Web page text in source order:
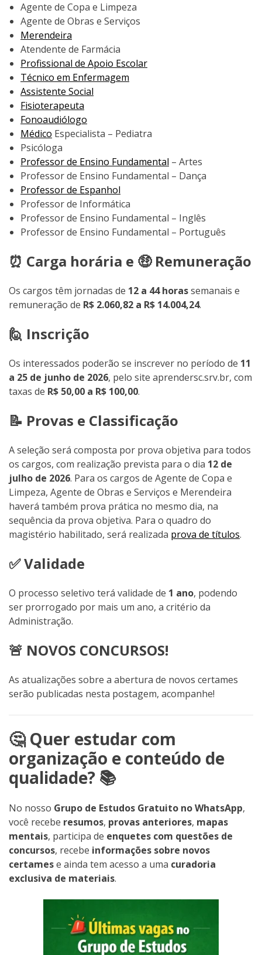
Agente de Copa e Limpeza
Agente de Obras e Serviços
Merendeira
Atendente de Farmácia
Profissional de Apoio Escolar
Técnico em Enfermagem
Assistente Social
Fisioterapeuta
Fonoaudiólogo
Médico Especialista – Pediatra
Psicóloga
Professor de Ensino Fundamental – Artes
Professor de Ensino Fundamental – Dança
Professor de Espanhol
Professor de Informática
Professor de Ensino Fundamental – Inglês
Professor de Ensino Fundamental – Português
⏰ Carga horária e 🤑 Remuneração
Os cargos têm jornadas de 12 a 44 horassemanais e
remuneração de R$ 2.060,82 a R$ 14.004,24.
🙋 Inscrição
Os interessados poderão se inscrever no período de 11
a 25 de junho de 2026, pelo site aprendersc.srv.br, com
taxas de R$ 50,00 a R$ 100,00.
📝 Provas e Classificação
A seleção será composta por prova objetiva para todos
os cargos, com realização prevista para o dia 12 de
julho de 2026. Para os cargos de Agente de Copa e
Limpeza, Agente de Obras e Serviços e Merendeira
haverá também prova prática no mesmo dia, na
sequência da prova objetiva. Para o quadro do
magistério habilitado, será realizada prova de títulos.
✅ Validade
O processo seletivo terá validade de 1 ano, podendo
ser prorrogado por mais um ano, a critério da
Administração.
🚨 NOVOS CONCURSOS!
As atualizações sobre a abertura de novos certames
serão publicadas nesta postagem, acompanhe!
🤔 Quer estudar com
organização e conteúdo de
qualidade? 📚
No nosso Grupo de Estudos Gratuito no WhatsApp,
você recebe resumos, provas anteriores, mapas
mentais, participa de enquetes com questões de
concursos, recebe informações sobre novos
certamese ainda tem acesso a uma curadoria
exclusiva de materiais.